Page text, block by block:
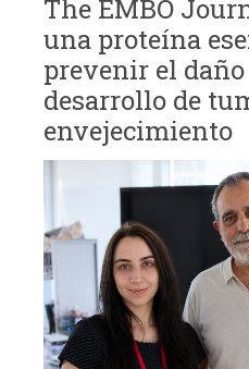
The EMBO
una proteína
prevenir el
desarrollo de
envejecimiento